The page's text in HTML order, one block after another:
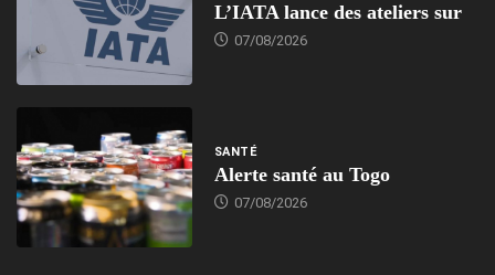
L’IATA lance des ateliers sur
07/08/2026
SANTÉ
Alerte santé au Togo
07/08/2026